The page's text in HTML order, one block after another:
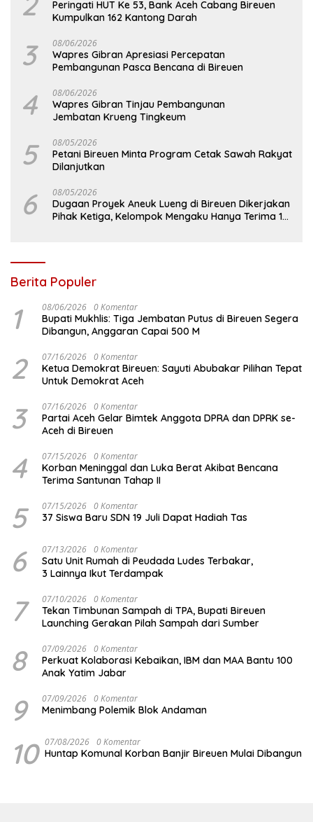
Peringati HUT Ke 53, Bank Aceh Cabang Bireuen
Kumpulkan 162 Kantong Darah
3 08/06/2026
Wapres Gibran Apresiasi Percepatan
Pembangunan Pasca Bencana di Bireuen
4 08/06/2026
Wapres Gibran Tinjau Pembangunan
Jembatan Krueng Tingkeum
5 08/05/2026
Petani Bireuen Minta Program Cetak Sawah Rakyat
Dilanjutkan
6 08/05/2026
Dugaan Proyek Aneuk Lueng di Bireuen Dikerjakan
Pihak Ketiga, Kelompok Mengaku Hanya Terima 10
Berita Populer
1 08/06/2026 0 Komentar
Bupati Mukhlis: Tiga Jembatan Putus di Bireuen Segera
Dibangun, Anggaran Capai 500 M
2 07/16/2026 0 Komentar
Ketua Demokrat Bireuen: Sayuti Abubakar Pilihan Tepat
Untuk Demokrat Aceh
3 07/16/2026 0 Komentar
Partai Aceh Gelar Bimtek Anggota DPRA dan DPRK se-
Aceh di Bireuen
4 07/15/2026 0 Komentar
Korban Meninggal dan Luka Berat Akibat Bencana
Terima Santunan Tahap II
5 07/15/2026 0 Komentar
37 Siswa Baru SDN 19 Juli Dapat Hadiah Tas
6 07/13/2026 0 Komentar
Satu Unit Rumah di Peudada Ludes Terbakar,
3 Lainnya Ikut Terdampak
7 07/10/2026 0 Komentar
Tekan Timbunan Sampah di TPA, Bupati Bireuen
Launching Gerakan Pilah Sampah dari Sumber
8 07/09/2026 0 Komentar
Perkuat Kolaborasi Kebaikan, IBM dan MAA Bantu 100
Anak Yatim Jabar
9 07/09/2026 0 Komentar
Menimbang Polemik Blok Andaman
10 07/08/2026 0 Komentar
Huntap Komunal Korban Banjir Bireuen Mulai Dibangun